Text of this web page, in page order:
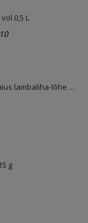
0,5 L
PrimaDog Northen Treats maius lambaliha-lõhe 80g
g